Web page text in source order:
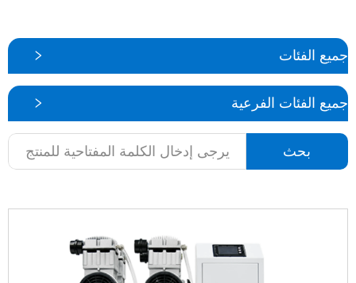
اتصل بنا
جميع الفئات
جميع الفئات الفرعية
بحث